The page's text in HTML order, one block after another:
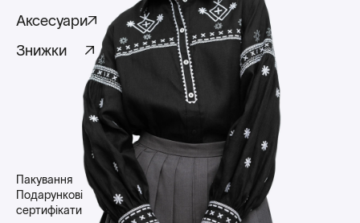
Аксесуари
Знижки
Пакування
Подарункові
сертифікати